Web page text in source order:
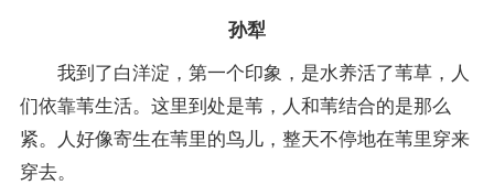
孙犁
我到了白洋淀，第一个印象，是水养活了苇草，人
们依靠苇生活。这里到处是苇，人和苇结合的是那么
紧。人好像寄生在苇里的鸟儿，整天不停地在苇里穿来
穿去。